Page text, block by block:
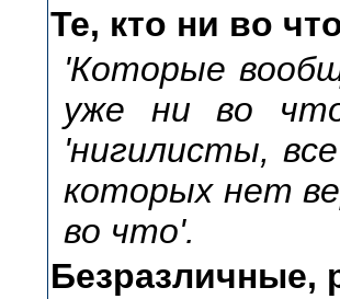
Те, кто ни во
'Которые
уже ни во
'нигилисты,
которых нет
во что'.
Безразличные,